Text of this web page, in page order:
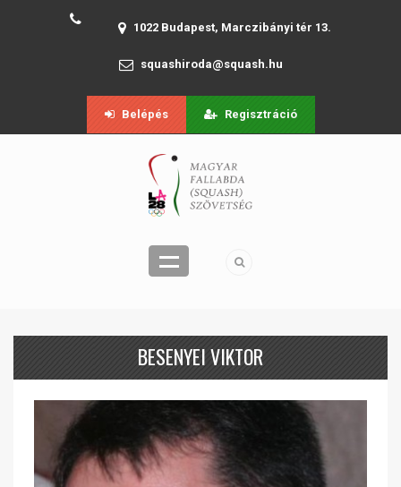
1022 Budapest, Marczibányi tér 13.
squashiroda@squash.hu
Belépés Regisztráció
BESENYEI VIKTOR